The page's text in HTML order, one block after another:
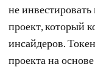
не
проект, который
инсайдеров.
проекта на